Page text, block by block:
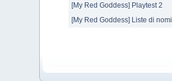
[My Red Goddess] Playtest 2
[My Red Goddess] Liste di nomi